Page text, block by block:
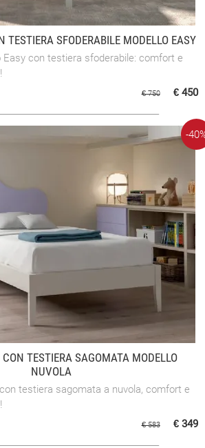
TESTIERA SFODERABILE MODELLO EASY
Easy con testiera sfoderabile: comfort e
€ 750 € 450
TESTIERA SAGOMATA MODELLO
NUVOLA
testiera sagomata a nuvola, comfort e
-
€ 583 € 349